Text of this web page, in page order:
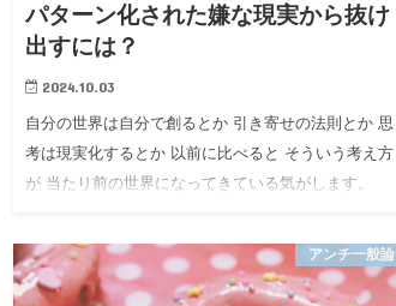
パターン化された嫌な現実から抜け
出すには？
2024.10.03
自分の世界は自分で創るとか 引き寄せの法則とか 思
考は現実化するとか 以前に比べると そういう考え方
が 当たり前の世界になってきている気がします。
なければ…
アンチ一般論